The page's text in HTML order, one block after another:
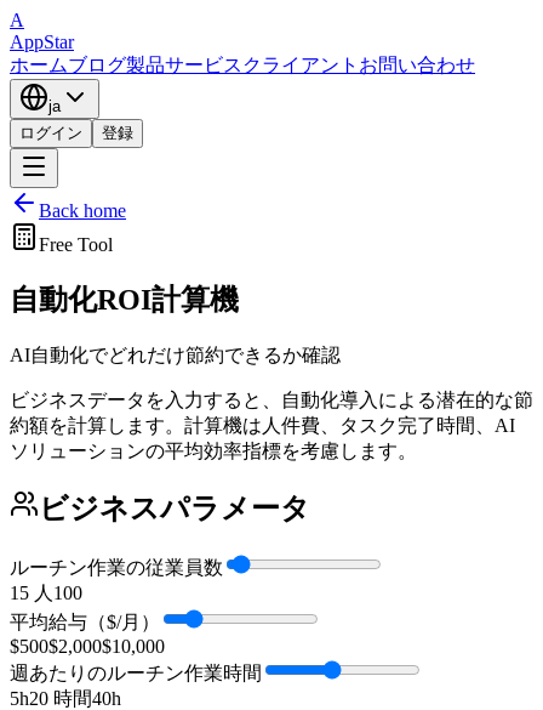
A
AppStar
ホームブログ製品サービス クライアント お問い合わせ
ja
ログイン
登録
Back home
Free Tool
自動化ROI計算機
AI自動化でどれだけ節約できるか確認
ビジネスデータを入力すると、自動化導入による潜在的な節
約額を計算します。計算機は人件費、タスク完了時間、AI
ソリューションの平均効率指標を考慮します。
ビジネスパラメータ
ルーチン作業の従業員数
1 5 人 100
平均給与（$/月）
$500$2,000$10,000
週あたりのルーチン作業時間
5h20 時間40h